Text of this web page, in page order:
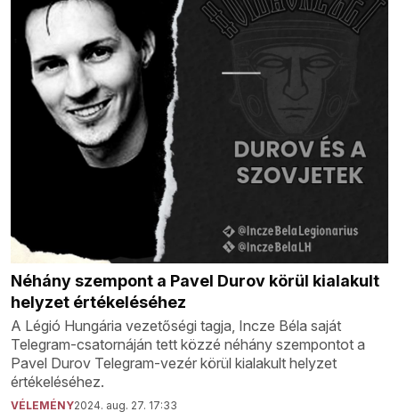
Néhány szempont a Pavel Durov körül kialakult
helyzet értékeléséhez
A Légió Hungária vezetőségi tagja, Incze Béla saját
Telegram-csatornáján tett közzé néhány szempontot a
Pavel Durov Telegram-vezér körül kialakult helyzet
értékeléséhez.
VÉLEMÉNY2024. aug. 27. 17:33